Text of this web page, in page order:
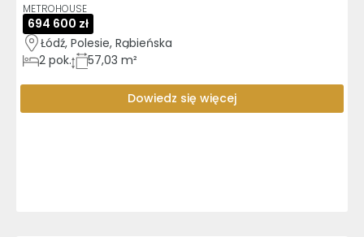
METROHOUSE
694 600 zł
Łódź, Polesie, Rąbieńska
2 pok. 57,03 m²
Dowiedz się więcej